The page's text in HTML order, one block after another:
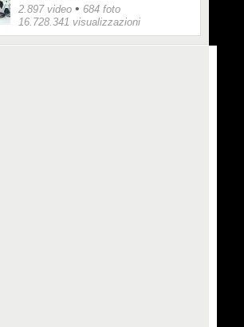
2.897 video • 684 foto
16.728.341 visualizzazioni